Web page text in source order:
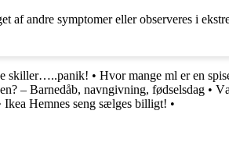
af andre symptomer eller observeres i
skiller…..panik! • Hvor mange ml er en
– Barnedåb, navngivning, fødselsdag •
Ikea Hemnes seng sælges billigt! •